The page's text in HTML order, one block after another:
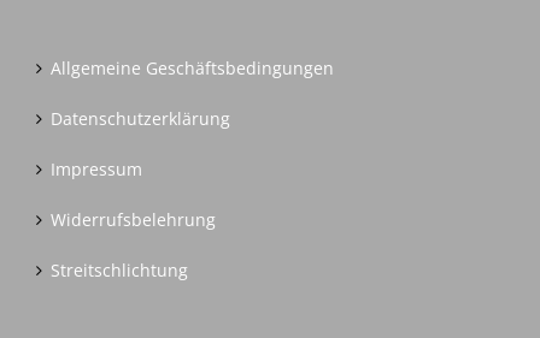
Allgemeine Geschäftsbedingungen
Datenschutzerklärung
Impressum
Widerrufsbelehrung
Streitschlichtung